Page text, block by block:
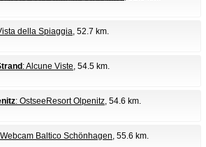
della Spiaggia, 52.7 km.
: Alcune Viste, 54.5 km.
: OstseeResort Olpenitz, 54.6 km.
Baltico Schönhagen, 55.6 km.